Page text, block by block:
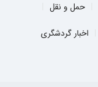
حمل و نقل
اخبار گردشگری